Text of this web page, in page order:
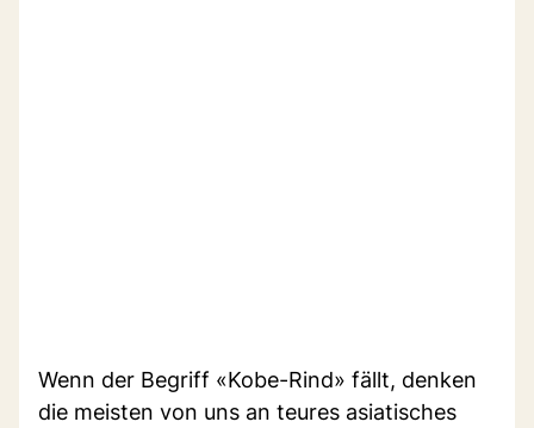
Wenn der Begriff «Kobe-Rind» fällt, denken
die meisten von uns an teures asiatisches